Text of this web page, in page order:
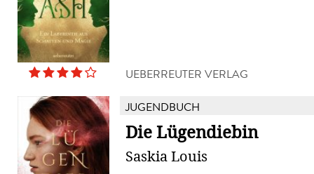
UEBERREUTER VERLAG
JUGENDBUCH
Die Lügendiebin
Saskia Louis